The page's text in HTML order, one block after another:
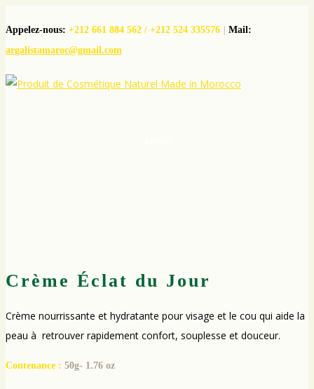
Appelez-nous: +212 661 884 562 / +212 524 335576
Mail:
argalistamaroc@gmail.com
Crème Éclat du Jour
Crème nourrissante et hydratante pour visage et le cou qui aide la
peau à retrouver rapidement confort, souplesse et douceur.
Contenance : 50g- 1.76 oz